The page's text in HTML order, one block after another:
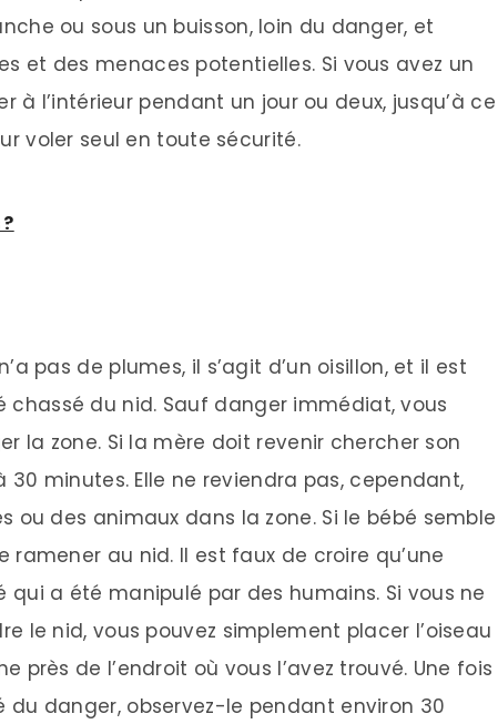
ou sous un buisson, loin du danger, et
et des menaces potentielles. Si vous avez un
à l’intérieur pendant un jour ou deux, jusqu’à ce
voler seul en toute sécurité.
pas de plumes, il s’agit d’un oisillon, et il est
du nid. Sauf danger immédiat, vous
la zone. Si la mère doit revenir chercher son
30 minutes. Elle ne reviendra pas, cependant,
ou des animaux dans la zone. Si le bébé semble
ramener au nid. Il est faux de croire qu’une
a été manipulé par des humains. Si vous ne
le nid, vous pouvez simplement placer l’oiseau
près de l’endroit où vous l’avez trouvé. Une fois
du danger, observez-le pendant environ 30